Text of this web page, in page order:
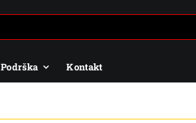
Podrška Kontakt